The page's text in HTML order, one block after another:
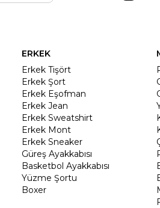
ERKEK
Erkek Tişört
Erkek Şort
Erkek Eşofman
Erkek Jean
Erkek Sweatshirt
Erkek Mont
Erkek Sneaker
Güreş Ayakkabısı
Basketbol Ayakkabısı
Yüzme Şortu
Boxer